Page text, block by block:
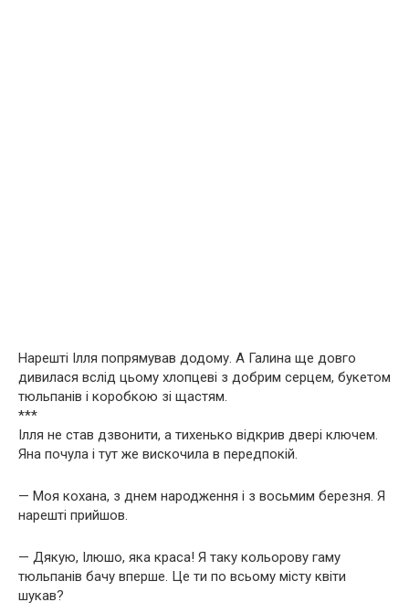
Нарешті Ілля попрямував додому. А Галина ще довго
дивилася вслід цьому хлопцеві з добрим серцем, букетом
тюльпанів і коробкою зі щастям.
***
Ілля не став дзвонити, а тихенько відкрив двері ключем.
Яна почула і тут же вискочила в передпокій.
— Моя кохана, з днем народження і з восьмим березня. Я
нарешті прийшов.
— Дякую, Ілюшо, яка краса! Я таку кольорову гаму
тюльпанів бачу вперше. Це ти по всьому місту квіти
шукав?